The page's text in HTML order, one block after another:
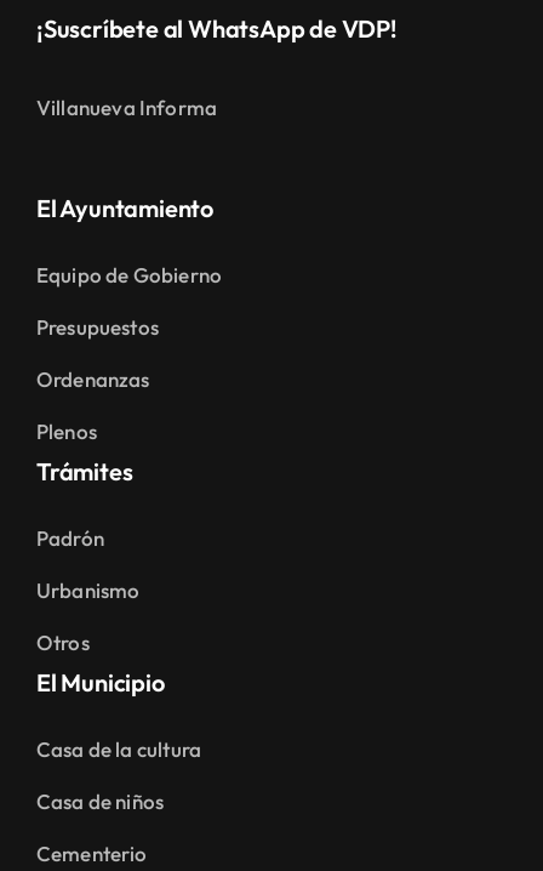
¡Suscríbete al WhatsApp de VDP!
Villanueva Informa
El Ayuntamiento
Equipo de Gobierno
Presupuestos
Ordenanzas
Plenos
Trámites
Padrón
Urbanismo
Otros
El Municipio
Casa de la cultura
Casa de niños
Cementerio